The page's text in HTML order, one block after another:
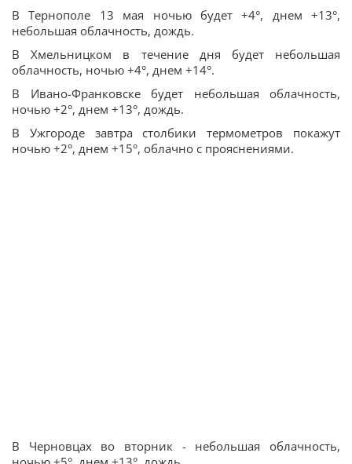
В Тернополе 13 мая ночью будет +4°, днем +13°,
небольшая облачность, дождь.
В Хмельницком в течение дня будет небольшая
облачность, ночью +4°, днем +14°.
В Ивано-Франковске будет небольшая облачность,
ночью +2°, днем +13°, дождь.
В Ужгороде завтра столбики термометров покажут
ночью +2°, днем +15°, облачно с прояснениями.
В Черновцах во вторник - небольшая облачность,